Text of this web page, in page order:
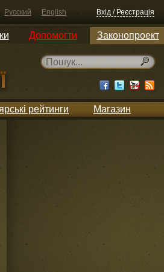
Русский English Вхід / Реєстрація
Допомогти Законопроект
рейтинги Магазин